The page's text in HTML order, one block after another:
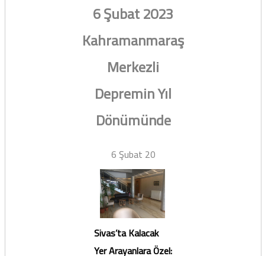
6 Şubat 2023
Kahramanmaraş
Merkezli
Depremin Yıl
Dönümünde
6 Şubat 20
Sivas’ta Kalacak
Yer Arayanlara Özel: